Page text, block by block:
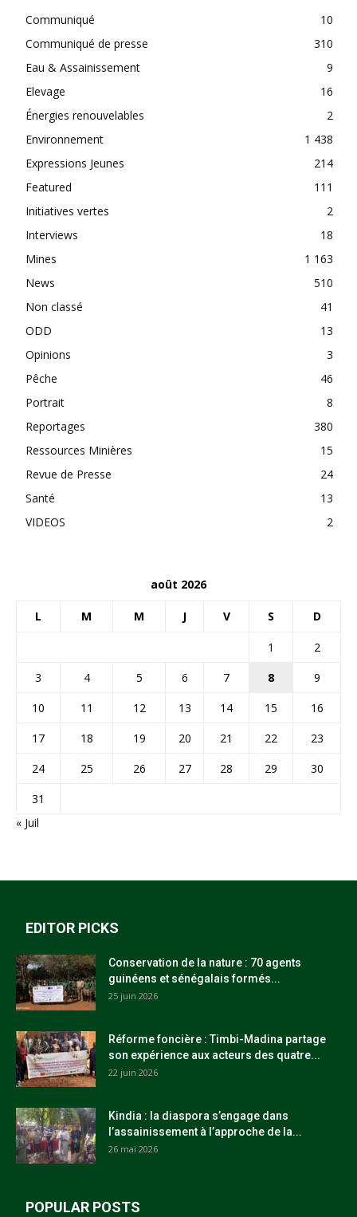
Communiqué
10
Communiqué de presse
310
Eau & Assainissement
9
Elevage
16
Énergies renouvelables
2
Environnement
1 438
Expressions Jeunes
214
Featured
111
Initiatives vertes
2
Interviews
18
Mines
1 163
News
510
Non classé
41
ODD
13
Opinions
3
Pêche
46
Portrait
8
Reportages
380
Ressources Minières
15
Revue de Presse
24
Santé
13
VIDEOS
2
août 2026
L M M J V S D
1
2
3
4 5 6 7 8
9
10
11 12 13 14 15
16
17
18 19 20 21 22
23
24
25 26 27 28 29
30
31
« Juil
EDITOR PICKS
Conservation de la nature : 70 agents
guinéens et sénégalais formés...
25 juin 2026
Réforme foncière : Timbi-Madina partage
son expérience aux acteurs des quatre...
22 juin 2026
Kindia : la diaspora s’engage dans
l’assainissement à l’approche de la...
26 mai 2026
POPULAR POSTS